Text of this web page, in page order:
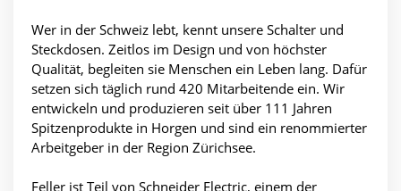
Wer in der Schweiz lebt, kennt unsere Schalter und
Steckdosen. Zeitlos im Design und von höchster
Qualität, begleiten sie Menschen ein Leben lang. Dafür
setzen sich täglich rund 420 Mitarbeitende ein. Wir
entwickeln und produzieren seit über 111 Jahren
Spitzenprodukte in Horgen und sind ein renommierter
Arbeitgeber in der Region Zürichsee.
Feller ist Teil von Schneider Electric, einem der